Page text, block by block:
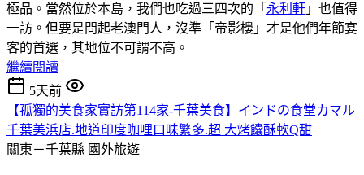
極品。當然位於本島，我們也吃過三四次的「 永利軒 」也值得
一訪。但要是問起老澳門人，沒準「帝影樓」才是他們年節宴
客的首選，其地位不可謂不高。
繼續閱讀
5天前
【孤獨的美食家實訪第114家-千葉美食】インドの食堂カマル
千葉美浜店.地道印度咖哩口味繁多.超 大烤饢酥軟Q甜
關東－千葉縣 國外旅遊